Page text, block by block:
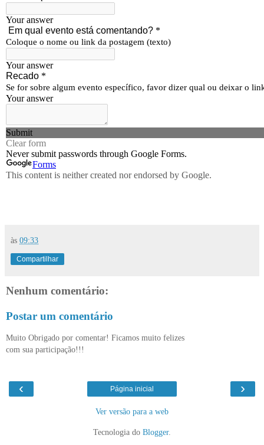
às 09:33
Compartilhar
Nenhum comentário:
Postar um comentário
Muito Obrigado por comentar! Ficamos muito felizes
com sua participação!!!
‹ ›
Página inicial
Ver versão para a web
Tecnologia do Blogger.